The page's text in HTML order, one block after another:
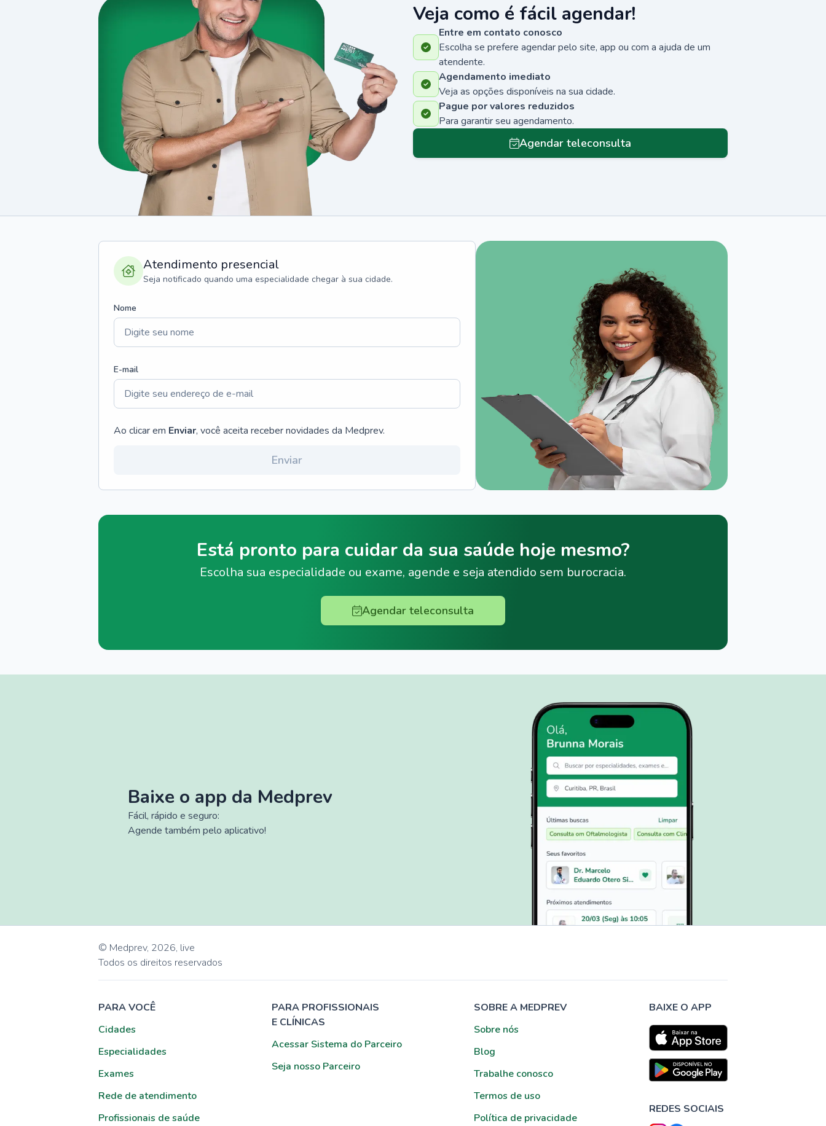
Veja como é fácil agendar!
Entre em contato conosco
Escolha se prefere agendar pelo site, app ou com a ajuda de um
atendente.
Agendamento imediato
Veja as opções disponíveis na sua cidade.
Pague por valores reduzidos
Para garantir seu agendamento.
Agendar teleconsulta
Atendimento presencial
Seja notificado quando uma especialidade chegar à sua cidade.
Nome
E-mail
Ao clicar em Enviar, você aceita receber novidades da Medprev.
Enviar
Está pronto para cuidar da sua saúde hoje mesmo?
Escolha sua especialidade ou exame, agende e seja atendido sem burocracia.
Agendar teleconsulta
Baixe o app da Medprev
Fácil, rápido e seguro:
Agende também pelo aplicativo!
© Medprev, 2026, live
Todos os direitos reservados
PARA VOCÊ
Cidades
Especialidades
Exames
Rede de atendimento
Profissionais de saúde
PARA PROFISSIONAIS
E CLÍNICAS
Acessar Sistema do Parceiro
Seja nosso Parceiro
SOBRE A MEDPREV
Sobre nós
Blog
Trabalhe conosco
Termos de uso
Política de privacidade
BAIXE O APP
REDES SOCIAIS